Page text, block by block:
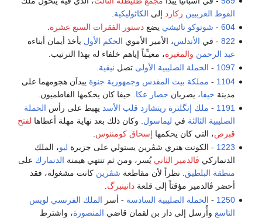
القوط الغربيين ركارد إلى الكاثوليكية
604
- شوتوكو تائيشي يضعدستور الفقرات السبع عشرة.
822 - في الأندلس، الأمير الأموي الحكم الأول يأخذ أيمان أبناءه
عبد الرحمن والمغيرة، معيـِّناً إياهم خلفاء له بهذا الترتيب.
1097
- الحملة الصليبية الأولى تصل نيقية
1104
- مملكة بيت المقدس وجمهورية جنوة يبدآن هجومهما على
مدينة حيفا، يضربان حصار عكا . حيفا كان يحكمها الفاطميون.
1191
- ملك إنگلترة ريتشارد قلب الأسد يهبط على رأس الحملة
الصليبية الثالثة في ليماسول . وكان ذلك بعد نهاية مهلة أعطاها لفتح
قبرص، التي كان يحكمها إسحاق كومننوس
1223 - الكونت هنري شڤرين يستولي على جزيرة ليو، الملك
الدنماركي ڤالدمير الثاني يُسر، ومن ثم تنتهي هيمنة الدنمارك على
منطقة البلطيق. نظراً لأن مقاطعة شڤرين كانت مشغولة، فقد
أحضر ڤالدمير مؤقتاً إلى قلعةدانينبرگ.
1250
- الحملة الصليبية السادسة - أسر الملك الفرنسي لويس
التاسع وأُرسل إلى دار بن لقمان قاضي المنصورة، واشترط